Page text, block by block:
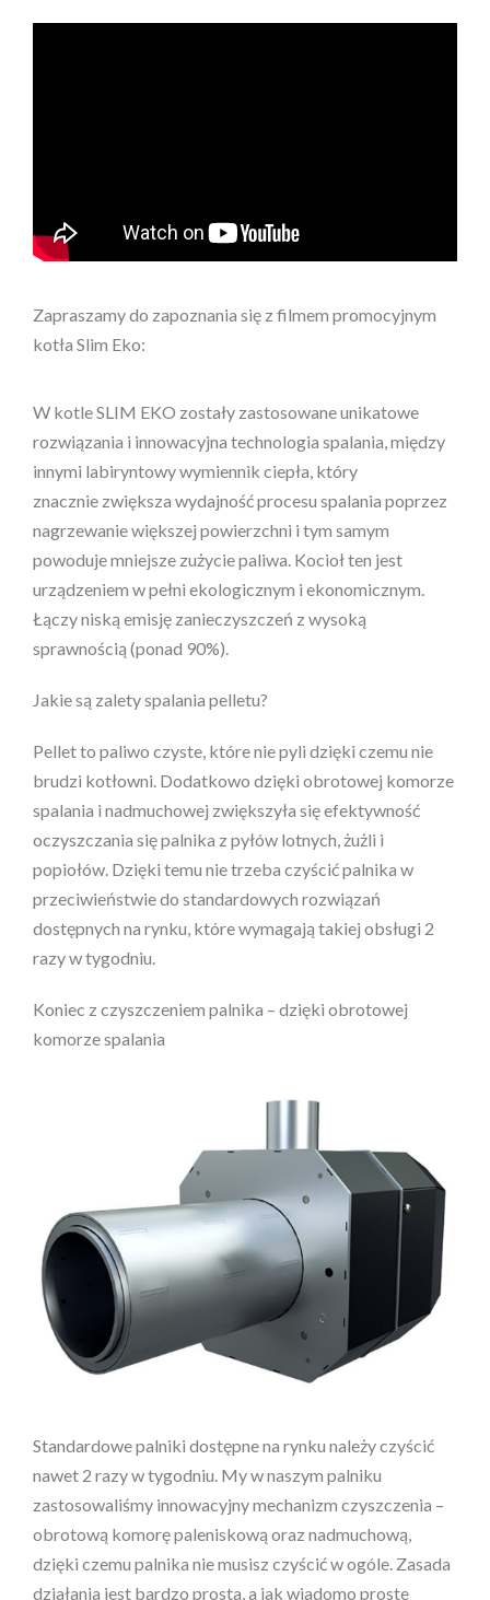
Zapraszamy do zapoznania się z filmem promocyjnym
kotła Slim Eko:
W kotle SLIM EKO zostały zastosowane unikatowe
rozwiązania i innowacyjna technologia spalania, między
innymi labiryntowy wymiennik ciepła, który
znacznie zwiększa wydajność procesu spalania poprzez
nagrzewanie większej powierzchni i tym samym
powoduje mniejsze zużycie paliwa. Kocioł ten jest
urządzeniem w pełni ekologicznym i ekonomicznym.
Łączy niską emisję zanieczyszczeń z wysoką
sprawnością (ponad 90%).
Jakie są zalety spalania pelletu?
Pellet to paliwo czyste, które nie pyli dzięki czemu nie
brudzi kotłowni. Dodatkowo dzięki obrotowej komorze
spalania i nadmuchowej zwiększyła się efektywność
oczyszczania się palnika z pyłów lotnych, żużli i
popiołów. Dzięki temu nie trzeba czyścić palnika w
przeciwieństwie do standardowych rozwiązań
dostępnych na rynku, które wymagają takiej obsługi 2
razy w tygodniu.
Koniec z czyszczeniem palnika – dzięki obrotowej
komorze spalania
Standardowe palniki dostępne na rynku należy czyścić
nawet 2 razy w tygodniu. My w naszym palniku
zastosowaliśmy innowacyjny mechanizm czyszczenia –
obrotową komorę paleniskową oraz nadmuchową,
dzięki czemu palnika nie musisz czyścić w ogóle. Zasada
działania jest bardzo prosta, a jak wiadomo proste